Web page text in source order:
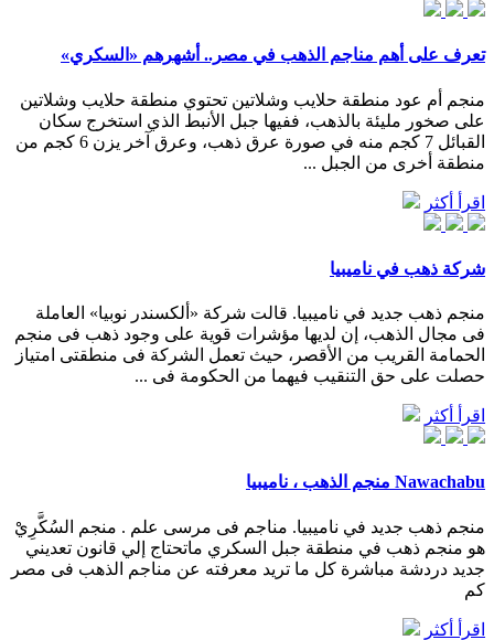
تعرف على أهم مناجم الذهب في مصر.. أشهرهم «السكري»
منجم أم عود منطقة حلايب وشلاتين تحتوي منطقة حلايب وشلاتين
على صخور مليئة بالذهب، ففيها جبل الأنبط الذي استخرج سكان
القبائل 7 كجم منه في صورة عرق ذهب، وعرق آخر يزن 6 كجم من
منطقة أخرى من الجبل ...
اقرأ أكثر
شركة ذهب في ناميبيا
منجم ذهب جديد في ناميبيا. قالت شركة «ألكسندر نوبيا» العاملة
فى مجال الذهب، إن لديها مؤشرات قوية على وجود ذهب فى منجم
الحمامة القريب من الأقصر، حيث تعمل الشركة فى منطقتى امتياز
حصلت على حق التنقيب فيهما من الحكومة فى ...
اقرأ أكثر
Nawachabu منجم الذهب ، ناميبيا
منجم ذهب جديد في ناميبيا. مناجم فى مرسى علم . منجم السُكَّرِيْ
هو منجم ذهب في منطقة جبل السكري ماتحتاج إلي قانون تعديني
جديد دردشة مباشرة كل ما تريد معرفته عن مناجم الذهب فى مصر
كم
اقرأ أكثر